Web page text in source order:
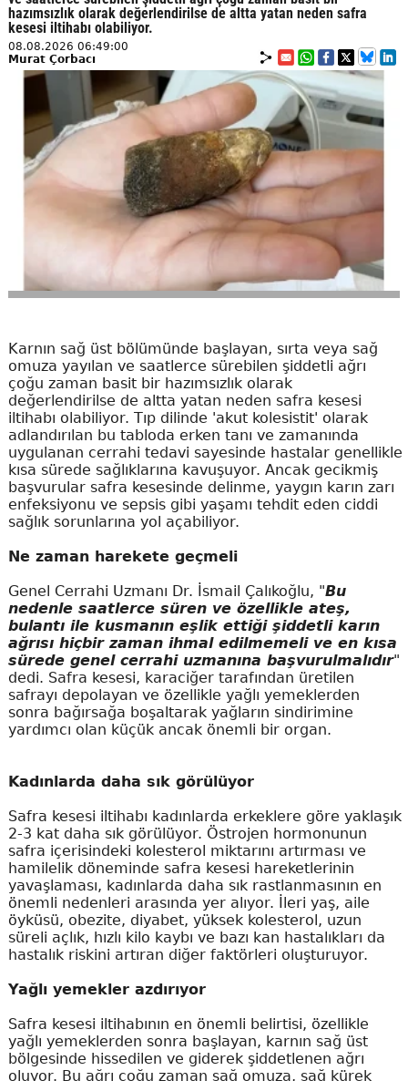
hazımsızlık olarak değerlendirilse de altta yatan neden safra
kesesi iltihabı olabiliyor.
08.08.2026 06:49:00
Murat Çorbacı
Karnın sağ üst bölümünde başlayan, sırta veya sağ
omuza yayılan ve saatlerce sürebilen şiddetli ağrı
çoğu zaman basit bir hazımsızlık olarak
değerlendirilse de altta yatan neden safra kesesi
iltihabı olabiliyor. Tıp dilinde 'akut kolesistit' olarak
adlandırılan bu tabloda erken tanı ve zamanında
uygulanan cerrahi tedavi sayesinde hastalar genellikle
kısa sürede sağlıklarına kavuşuyor. Ancak gecikmiş
başvurular safra kesesinde delinme, yaygın karın zarı
enfeksiyonu ve sepsis gibi yaşamı tehdit eden ciddi
sağlık sorunlarına yol açabiliyor.
Ne zaman harekete geçmeli
Genel Cerrahi Uzmanı Dr. İsmail Çalıkoğlu, "Bu
nedenle saatlerce süren ve özellikle ateş,
bulantı ile kusmanın eşlik ettiği şiddetli karın
ağrısı hiçbir zaman ihmal edilmemeli ve en kısa
sürede genel cerrahi uzmanına başvurulmalıdır"
dedi. Safra kesesi, karaciğer tarafından üretilen
safrayı depolayan ve özellikle yağlı yemeklerden
sonra bağırsağa boşaltarak yağların sindirimine
yardımcı olan küçük ancak önemli bir organ.
Kadınlarda daha sık görülüyor
Safra kesesi iltihabı kadınlarda erkeklere göre yaklaşık
2-3 kat daha sık görülüyor. Östrojen hormonunun
safra içerisindeki kolesterol miktarını artırması ve
hamilelik döneminde safra kesesi hareketlerinin
yavaşlaması, kadınlarda daha sık rastlanmasının en
önemli nedenleri arasında yer alıyor. İleri yaş, aile
öyküsü, obezite, diyabet, yüksek kolesterol, uzun
süreli açlık, hızlı kilo kaybı ve bazı kan hastalıkları da
hastalık riskini artıran diğer faktörleri oluşturuyor.
Yağlı yemekler azdırıyor
Safra kesesi iltihabının en önemli belirtisi, özellikle
yağlı yemeklerden sonra başlayan, karnın sağ üst
bölgesinde hissedilen ve giderek şiddetlenen ağrı
oluyor. Bu ağrı çoğu zaman sağ omuza, sağ kürek